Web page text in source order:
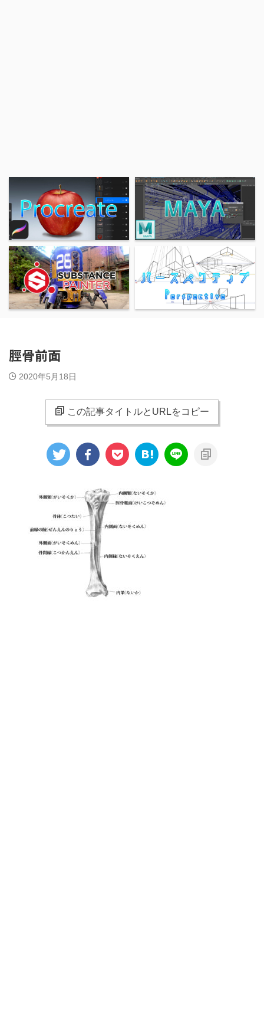
脛骨前面
2020年5月18日
この記事タイトルとURLをコピー